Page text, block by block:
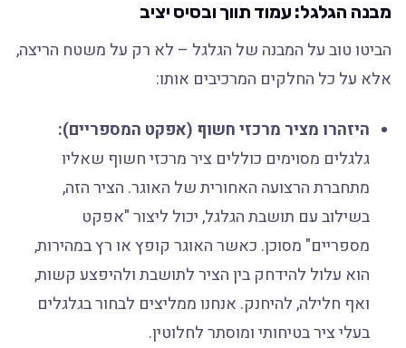
מבנה הגלגל: עמוד תווך ובסיס יציב
הביטו טוב על המבנה של הגלגל – לא רק על משטח הריצה,
אלא על כל החלקים המרכיבים אותו:
היזהרו מציר מרכזי חשוף (אפקט המספריים):
גלגלים מסוימים כוללים ציר מרכזי חשוף שאליו
מתחברת הרצועה האחורית של האוגר. הציר הזה,
בשילוב עם תושבת הגלגל, יכול ליצור "אפקט
מספריים" מסוכן. כאשר האוגר קופץ או רץ במהירות,
הוא עלול להידחק בין הציר לתושבת ולהיפצע קשות,
ואף חלילה, להיחנק. אנחנו ממליצים לבחור בגלגלים
בעלי ציר בטיחותי ומוסתר לחלוטין.